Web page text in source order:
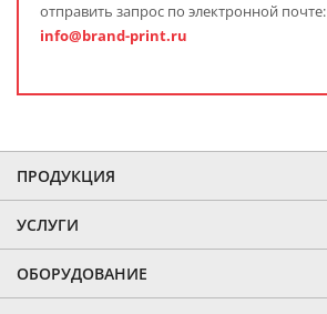
отправить запрос по электронной почте:
info@brand-print.ru
ПРОДУКЦИЯ
УСЛУГИ
ОБОРУДОВАНИЕ